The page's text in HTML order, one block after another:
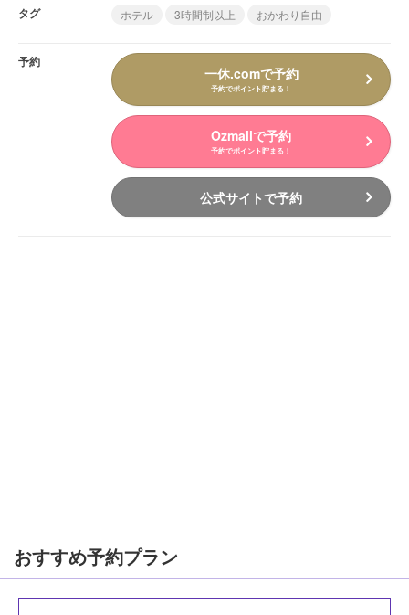
タグ ホテル 3時間制以上 おかわり自由
予約
一休.comで予約
予約でポイント貯まる！
Ozmallで予約
予約でポイント貯まる！
公式サイトで予約
おすすめ予約プラン